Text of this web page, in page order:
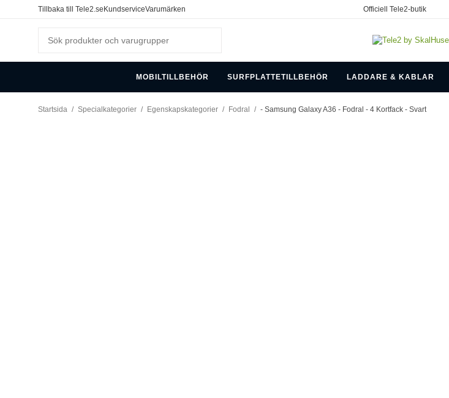
Tillbaka till Tele2.seKundserviceVarumärken Officiell Tele2-butik
MOBILTILLBEHÖR SURFPLATTETILLBEHÖR LADDARE & KABLAR
Startsida / Specialkategorier / Egenskapskategorier / Fodral / - Samsung Galaxy A36 - Fodral - 4 Kortfack - Svart